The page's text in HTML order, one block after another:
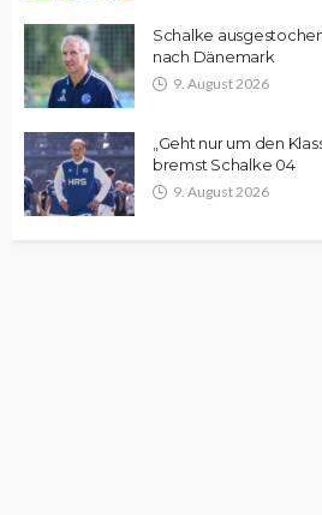
Schalke
nach Dänemark
9. August 2026
„Geht nur um den
bremst Schalke 04
9. August 2026